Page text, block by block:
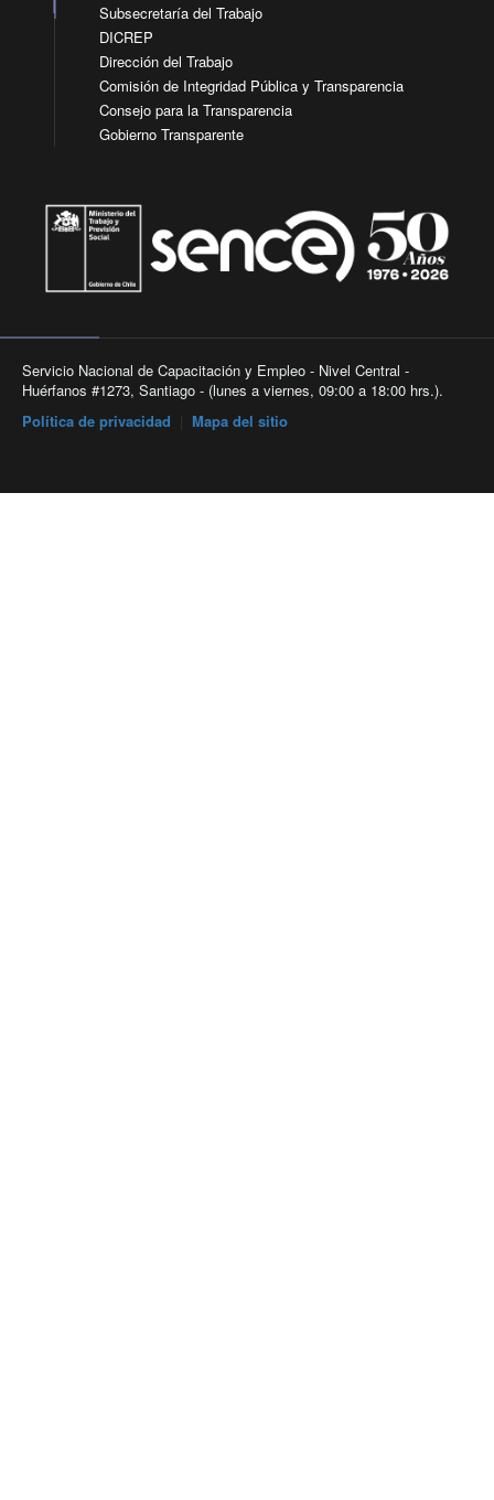
Subsecretaría del Trabajo
DICREP
Dirección del Trabajo
Comisión de Integridad Pública y Transparencia
Consejo para la Transparencia
Gobierno Transparente
Servicio Nacional de Capacitación y Empleo - Nivel Central -
Huérfanos #1273, Santiago - (lunes a viernes, 09:00 a 18:00 hrs.).
Política de privacidad
Mapa del sitio